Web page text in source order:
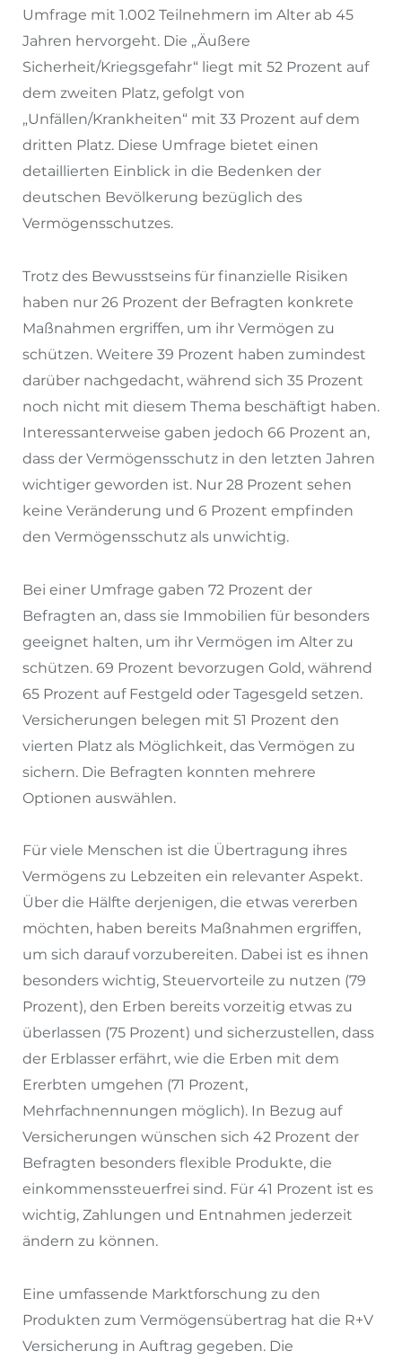
Umfrage mit 1.002 Teilnehmern im Alter ab 45
Jahren hervorgeht. Die „Äußere
Sicherheit/Kriegsgefahr“ liegt mit 52 Prozent auf
dem zweiten Platz, gefolgt von
„Unfällen/Krankheiten“ mit 33 Prozent auf dem
dritten Platz. Diese Umfrage bietet einen
detaillierten Einblick in die Bedenken der
deutschen Bevölkerung bezüglich des
Vermögensschutzes.
Trotz des Bewusstseins für finanzielle Risiken
haben nur 26 Prozent der Befragten konkrete
Maßnahmen ergriffen, um ihr Vermögen zu
schützen. Weitere 39 Prozent haben zumindest
darüber nachgedacht, während sich 35 Prozent
noch nicht mit diesem Thema beschäftigt haben.
Interessanterweise gaben jedoch 66 Prozent an,
dass der Vermögensschutz in den letzten Jahren
wichtiger geworden ist. Nur 28 Prozent sehen
keine Veränderung und 6 Prozent empfinden
den Vermögensschutz als unwichtig.
Bei einer Umfrage gaben 72 Prozent der
Befragten an, dass sie Immobilien für besonders
geeignet halten, um ihr Vermögen im Alter zu
schützen. 69 Prozent bevorzugen Gold, während
65 Prozent auf Festgeld oder Tagesgeld setzen.
Versicherungen belegen mit 51 Prozent den
vierten Platz als Möglichkeit, das Vermögen zu
sichern. Die Befragten konnten mehrere
Optionen auswählen.
Für viele Menschen ist die Übertragung ihres
Vermögens zu Lebzeiten ein relevanter Aspekt.
Über die Hälfte derjenigen, die etwas vererben
möchten, haben bereits Maßnahmen ergriffen,
um sich darauf vorzubereiten. Dabei ist es ihnen
besonders wichtig, Steuervorteile zu nutzen (79
Prozent), den Erben bereits vorzeitig etwas zu
überlassen (75 Prozent) und sicherzustellen, dass
der Erblasser erfährt, wie die Erben mit dem
Ererbten umgehen (71 Prozent,
Mehrfachnennungen möglich). In Bezug auf
Versicherungen wünschen sich 42 Prozent der
Befragten besonders flexible Produkte, die
einkommenssteuerfrei sind. Für 41 Prozent ist es
wichtig, Zahlungen und Entnahmen jederzeit
ändern zu können.
Eine umfassende Marktforschung zu den
Produkten zum Vermögensübertrag hat die R+V
Versicherung in Auftrag gegeben. Die